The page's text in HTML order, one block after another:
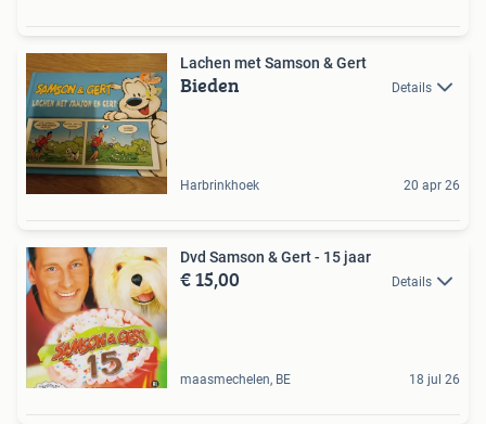
Lachen met Samson & Gert
Bieden Details
Harbrinkhoek 20 apr 26
Dvd Samson & Gert - 15 jaar
€ 15,00 Details
maasmechelen, BE 18 jul 26